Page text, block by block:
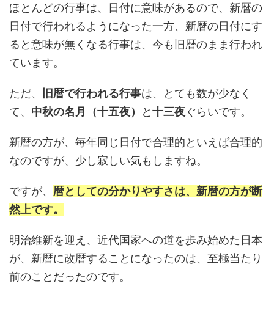
ほとんどの行事は、日付に意味があるので、新暦の
日付で行われるようになった一方、新暦の日付にす
ると意味が無くなる行事は、今も旧暦のまま行われ
ています。
ただ、 旧暦で行われる行事は、とても数が少なく
て、 中秋の名月（十五夜） と十三夜ぐらいです。
新暦の方が、毎年同じ日付で合理的といえば合理的
なのですが、少し寂しい気もしますね。
ですが、 暦としての分かりやすさは、新暦の方が断
然上です。
明治維新を迎え、近代国家への道を歩み始めた日本
が、新暦に改暦することになったのは、至極当たり
前のことだったのです。